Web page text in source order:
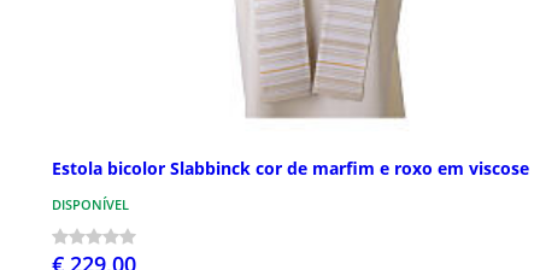
Estola bicolor Slabbinck cor de marfim e roxo em viscose
DISPONÍVEL